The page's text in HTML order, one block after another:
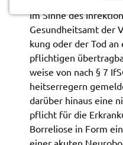
Im Sinne des
Gesund­heits­amt der
kung oder der Tod
pflich­ti­gen
wei­se von nach § 7
heits­er­re­gern
darüber hinaus eine
pflicht für die
Borre­lio­se in Form
einer akuten
Diese Cookies
Funktion unserer
Cookie für
Name:
cookie_consent
Anbieter:
Landratsamt